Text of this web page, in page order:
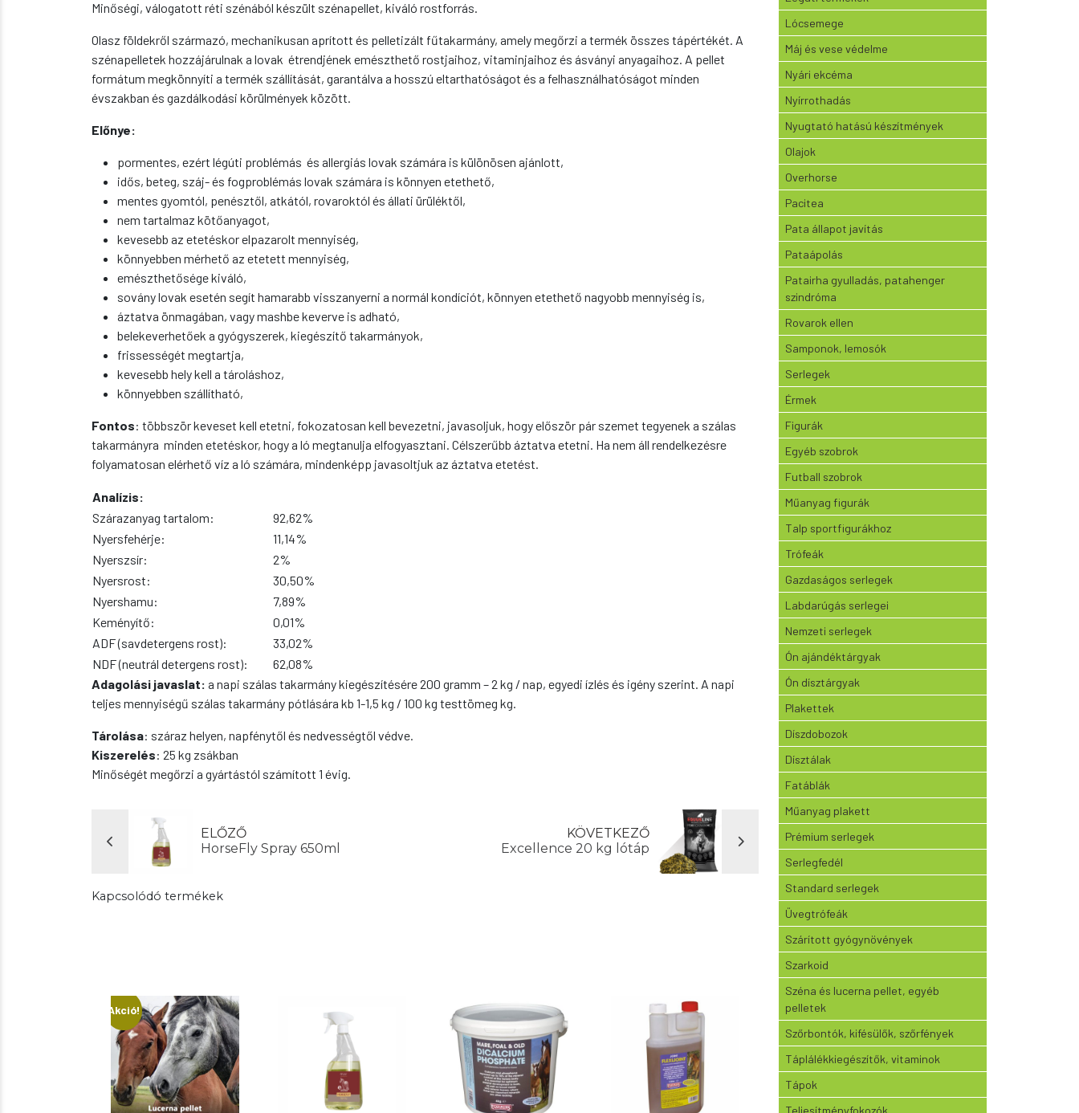
Minőségi, válogatott réti szénából készült szénapellet, kiváló rostforrás.
Olasz földekről származó, mechanikusan aprított és pelletizált fűtakarmány, amely megőrzi a termék összes tápértékét. A
szénapelletek hozzájárulnak a lovak étrendjének emészthető rostjaihoz, vitaminjaihoz és ásványi anyagaihoz. A pellet
formátum megkönnyíti a termék szállítását, garantálva a hosszú eltarthatóságot és a felhasználhatóságot minden
évszakban és gazdálkodási körülmények között.
Előnye:
pormentes, ezért légúti problémás és allergiás lovak számára is különösen ajánlott,
idős, beteg, száj- és fogproblémás lovak számára is könnyen etethető,
mentes gyomtól, penésztől, atkától, rovaroktól és állati ürüléktől,
nem tartalmaz kötőanyagot,
kevesebb az etetéskor elpazarolt mennyiség,
könnyebben mérhető az etetett mennyiség,
emészthetősége kiváló,
sovány lovak esetén segít hamarabb visszanyerni a normál kondíciót, könnyen etethető nagyobb mennyiség is,
áztatva önmagában, vagy mashbe keverve is adható,
belekeverhetőek a gyógyszerek, kiegészítő takarmányok,
frissességét megtartja,
kevesebb hely kell a tároláshoz,
könnyebben szállítható,
Fontos: többször keveset kell etetni, fokozatosan kell bevezetni, javasoljuk, hogy először pár szemet tegyenek a szálas
takarmányra minden etetéskor, hogy a ló megtanulja elfogyasztani. Célszerűbb áztatva etetni. Ha nem áll rendelkezésre
folyamatosan elérhető víz a ló számára, mindenképp javasoltjuk az áztatva etetést.
Analízis:
Szárazanyag tartalom:
92,62%
Nyersfehérje:
11,14%
Nyerszsír:
2%
Nyersrost:
30,50%
Nyershamu:
7,89%
Keményítő:
0,01%
ADF (savdetergens rost):
33,02%
NDF (neutrál detergens rost):
62,08%
Adagolási javaslat: a napi szálas takarmány kiegészítésére 200 gramm – 2 kg / nap, egyedi ízlés és igény szerint. A napi
teljes mennyiségű szálas takarmány pótlására kb 1-1,5 kg / 100 kg testtömeg kg.
Tárolása: száraz helyen, napfénytől és nedvességtől védve.
Kiszerelés: 25 kg zsákban
Minőségét megőrzi a gyártástól számított 1 évig.
ELŐZŐ
HorseFly Spray 650ml
KÖVETKEZŐ
Excellence 20 kg lótáp
Kapcsolódó termékek
Akció!
Lócsemege
Máj és vese védelme
Nyári ekcéma
Nyírrothadás
Nyugtató hatású készítmények
Olajok
Overhorse
Pacitea
Pata állapot javítás
Pataápolás
Patairha gyulladás, patahenger
szindróma
Rovarok ellen
Samponok, lemosók
Serlegek
Érmek
Figurák
Egyéb szobrok
Futball szobrok
Műanyag figurák
Talp sportfigurákhoz
Trófeák
Gazdaságos serlegek
Labdarúgás serlegei
Nemzeti serlegek
Ón ajándéktárgyak
Ón dísztárgyak
Plakettek
Díszdobozok
Dísztálak
Fatáblák
Műanyag plakett
Prémium serlegek
Serlegfedél
Standard serlegek
Üvegtrófeák
Szárított gyógynövények
Szarkoid
Széna és lucerna pellet, egyéb
pelletek
Szőrbontók, kifésülők, szőrfények
Táplálékkiegészítők, vitaminok
Tápok
Teljesítményfokozók